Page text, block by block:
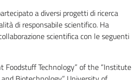
a diversi progetti di ricerca
di responsabile scientifico. Ha
scientifica con le seguenti
Foodstuff Technology” of the “Institute